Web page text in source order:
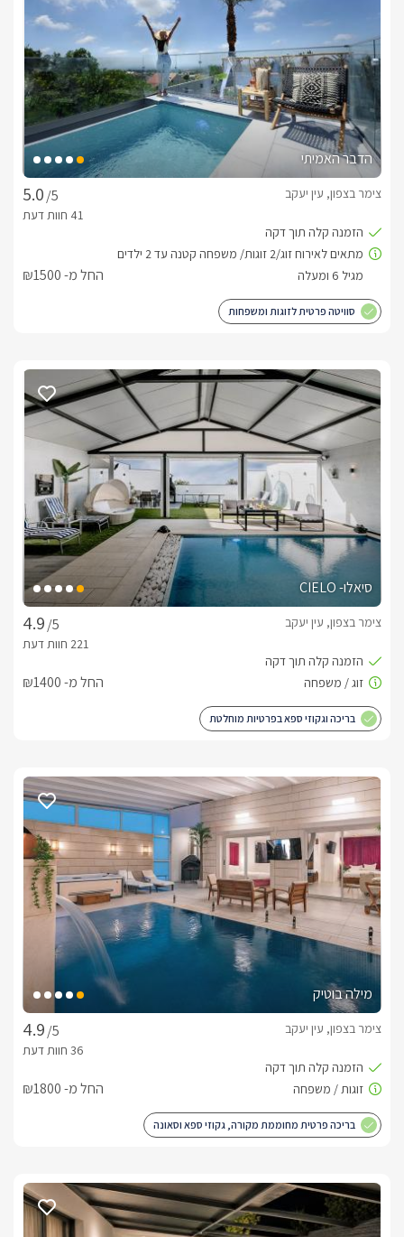
הדבר האמיתי
/5
צימר בצפון, עין יעקב
החל מ- ₪1500
סוויטה פרטית לזוגות ומשפחות
סיאלו- CIELO
/5
צימר בצפון, עין יעקב
החל מ- ₪1400
בריכה וגקוזי ספא בפרטיות מוחלטת
מילה בוטיק
/5
צימר בצפון, עין יעקב
החל מ- ₪1800
בריכה פרטית מחוממת מקורה, גקוזי ספא וסאונה